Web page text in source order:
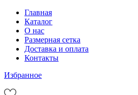
Главная
Каталог
О нас
Размерная сетка
Доставка и оплата
Контакты
Избранное